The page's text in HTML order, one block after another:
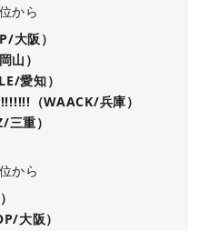
から
大阪）
山）
愛知）
（WAACK/兵庫）
重）
から
大阪）